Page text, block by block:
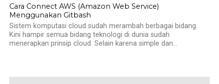
Cara Connect AWS (Amazon Web Service)
Menggunakan Gitbash
Sistem komputasi cloud sudah merambah berbagai bidang.
Kini hampir semua bidang teknologi di dunia sudah
menerapkan prinsip cloud. Selain karena simple dan...